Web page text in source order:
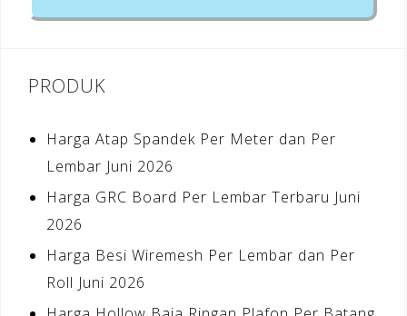
PRODUK
Harga Atap Spandek Per Meter dan Per
Lembar Juni 2026
Harga GRC Board Per Lembar Terbaru Juni
2026
Harga Besi Wiremesh Per Lembar dan Per
Roll Juni 2026